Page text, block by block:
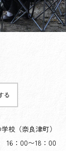
る
校（奈良津町）
16：00〜18：00